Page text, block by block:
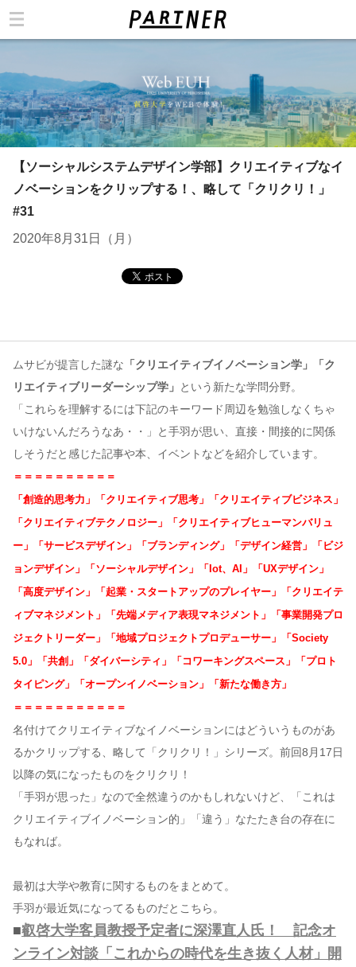
【ソーシャルシステムデザイン学部】クリエイティブなイ
ノベーションをクリップする！、略して「クリクリ！」
#31
2020年8月31日（月）
ムサビが提言した謎な 「クリエイティブイノベーション学」「ク
リエイティブリーダーシップ学」 という新たな学問分野。
「これらを理解するには下記のキーワード周辺を勉強しなくちゃ
いけないんだろうなあ・・」と手羽が思い、直接・間接的に関係
しそうだと感じた記事や本、イベントなどを紹介しています。
＝＝＝＝＝＝＝＝＝＝
「創造的思考力」「クリエイティブ思考」「クリエイティブビジネス」
「クリエイティブテクノロジー」「クリエイティブヒューマンバリュ
ー」「サービスデザイン」「ブランディング」「デザイン経営」「ビジ
ョンデザイン」「ソーシャルデザイン」「Iot、AI」「UXデザイン」
「高度デザイン」「起業・スタートアップのプレイヤー」「クリエイテ
ィブマネジメント」「先端メディア表現マネジメント」「事業開発プロ
ジェクトリーダー」「地域プロジェクトプロデューサー」「Society
5.0」「共創」「ダイバーシティ」「コワーキングスペース」「プロト
タイピング」「オープンイノベーション」「新たな働き方」
＝＝＝＝＝＝＝＝＝＝＝
名付けてクリエイティブなイノベーションにはどういうものがあ
るかクリップする、略して「クリクリ！」シリーズ。前回8月17日
以降の気になったものをクリクリ！
「手羽が思った」なので全然違うのかもしれないけど、「これは
クリエイティブイノベーション的」「違う」なたたき台の存在に
もなれば。
最初は大学や教育に関するものをまとめて。
手羽が最近気になってるものだとこちら。
■叡啓大学客員教授予定者に深澤直人氏！ 記念オ
ンライン対談「これからの時代を生き抜く人材」開
コンテンツ
運営会社
お問い合わせ